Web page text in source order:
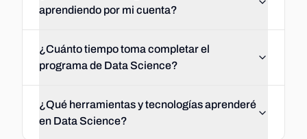
aprendiendo por mi cuenta?
¿Cuánto tiempo toma completar el
programa de Data Science?
¿Qué herramientas y tecnologías aprenderé
en Data Science?